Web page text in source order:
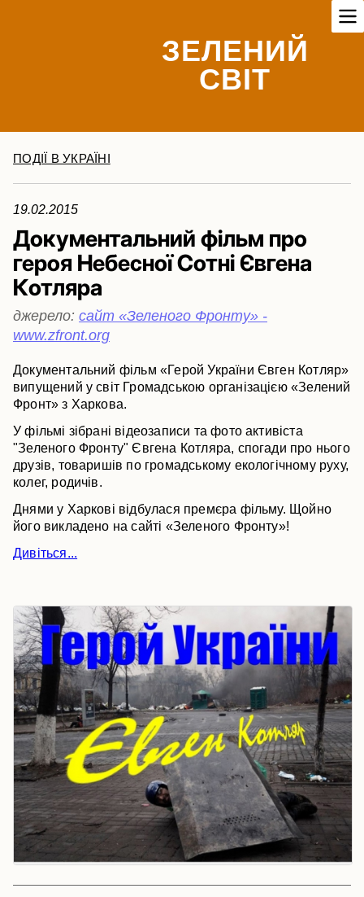
ЗЕЛЕНИЙ
СВІТ
ПОДІЇ В УКРАЇНІ
19.02.2015
Документальний фільм про
героя Небесної Сотні Євгена
Котляра
джерело: сайт «Зеленого Фронту» -
www.zfront.org
Документальний фільм «Герой України Євген Котляр»
випущений у світ Громадською організацією «Зелений
Фронт» з Харкова.
У фільмі зібрані відеозаписи та фото активіста
"Зеленого Фронту" Євгена Котляра, спогади про нього
друзів, товаришів по громадському екологічному руху,
колег, родичів.
Днями у Харкові відбулася премєра фільму. Щойно
його викладено на сайті «Зеленого Фронту»!
Дивіться...